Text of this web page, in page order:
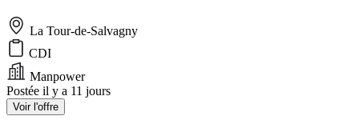
La Tour-de-Salvagny
CDI
Manpower
Postée il y a 11 jours
Voir l'offre